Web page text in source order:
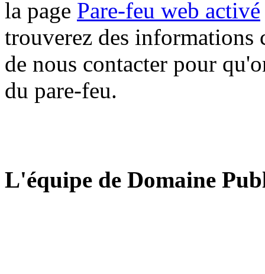
la page Pare-feu web activé
trouverez des informations
de nous contacter pour
du pare-feu.
L'équipe de Domaine